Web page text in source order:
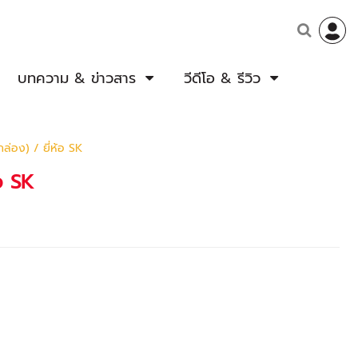
บทความ & ข่าวสาร
วีดีโอ & รีวิว
ล่อง) / ยี่ห้อ SK
SK